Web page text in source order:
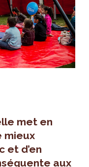
met en
mieux
et d’en
aux